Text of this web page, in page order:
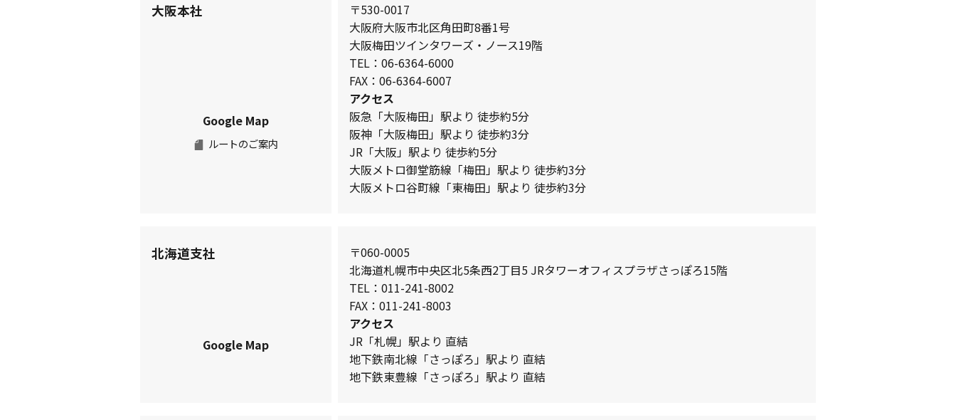
大阪本社
Google Map
ルートのご案内
〒530-0017
大阪府大阪市北区角田町8番1号
大阪梅田ツインタワーズ・ノース19階
TEL：06-6364-6000
FAX：06-6364-6007
アクセス
阪急「大阪梅田」駅より 徒歩約5分
阪神「大阪梅田」駅より 徒歩約3分
JR「大阪」駅より 徒歩約5分
大阪メトロ御堂筋線「梅田」駅より 徒歩約3分
大阪メトロ谷町線「東梅田」駅より 徒歩約3分
北海道支社
Google Map
〒060-0005
北海道札幌市中央区北5条西2丁目5 JRタワーオフィスプラザさっぽろ15階
TEL：011-241-8002
FAX：011-241-8003
アクセス
JR「札幌」駅より 直結
地下鉄南北線「さっぽろ」駅より 直結
地下鉄東豊線「さっぽろ」駅より 直結